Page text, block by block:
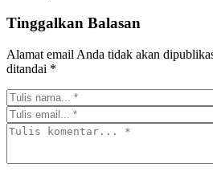
Tinggalkan Balasan
Alamat email Anda tidak akan
ditandai *